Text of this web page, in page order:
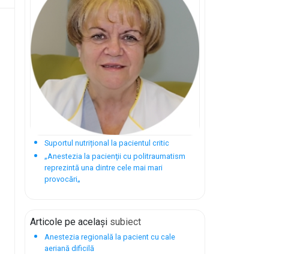
Suportul nutrițional la pacientul critic
„Anestezia la pacienţii cu politraumatism
reprezintă una dintre cele mai mari
provocări„
Articole pe același subiect
Anestezia regională la pacient cu cale
aeriană dificilă